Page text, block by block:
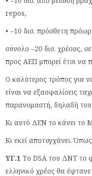
repos,
• –10 δισ. πρόσθετη
σύνολο –20 δισ. χρέους,
προς ΑΕΠ μπορεί έτσι να
Ο καλύτερος τρόπος για
είναι να εξασφαλίσεις
παρανομαστή, δηλαδή
Κι αυτό ΔΕΝ το κάνει το
Κι εκεί αποτυγχάνει.
ΥΓ.1 Το DSA του ΔΝΤ το
ελληνικό χρέος θα